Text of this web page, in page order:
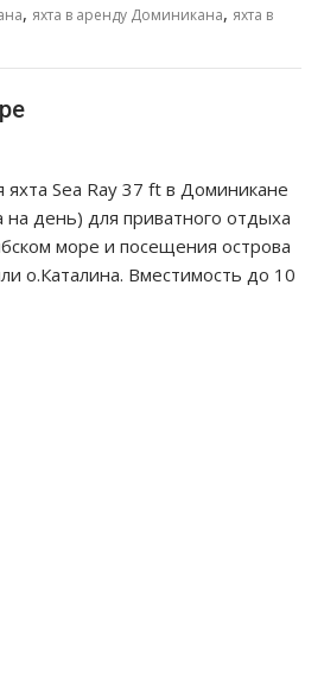
, яхта в аренду Доминикана, яхта в
яхта Sea Ray 37 ft в Доминикане
на день) для приватного отдыха
море и посещения острова
о.Каталина. Вместимость до 10